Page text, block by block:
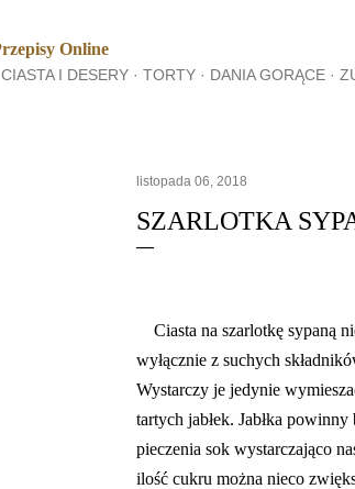
CIASTA I DESERY TORTY DANIA GORĄCE
listopada 06, 2018
SZARLOTKA
Ciasta na szarlotkę sypaną
wyłącznie z suchych
Wystarczy je jedynie
tartych jabłek. Jabłka
pieczenia sok wystarczająco
ilość cukru można nieco